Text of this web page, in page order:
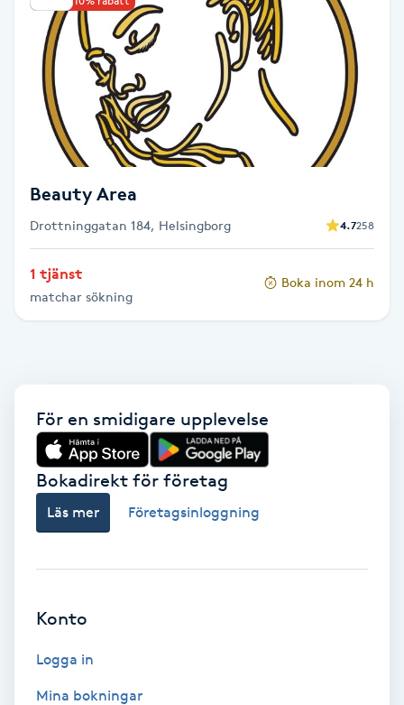
Babylights
Balayage
Bambumassage
Barber
Barnklippning
BIAB
Brynformning
Brynfärgning
Brynplockning
Celluliter
Beauty Area
Drottninggatan 184, Helsingborg 4.7258
1 tjänst
matchar sökning
Boka inom 24 h
För en smidigare upplevelse
Bokadirekt för företag
Läs mer Företagsinloggning
Konto
Logga in
Mina bokningar